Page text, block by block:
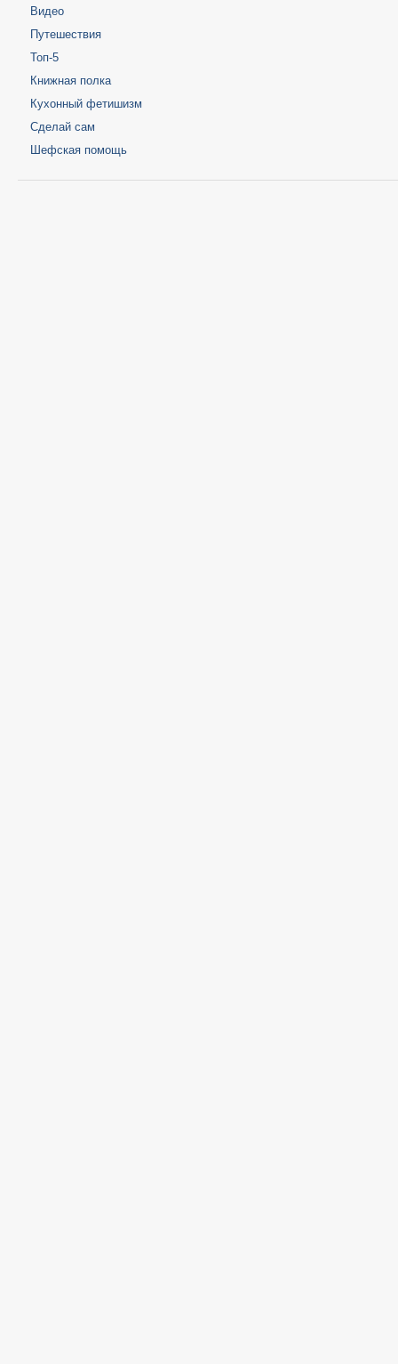
Видео
Путешествия
Топ-5
Книжная полка
Кухонный фетишизм
Сделай сам
Шефская помощь